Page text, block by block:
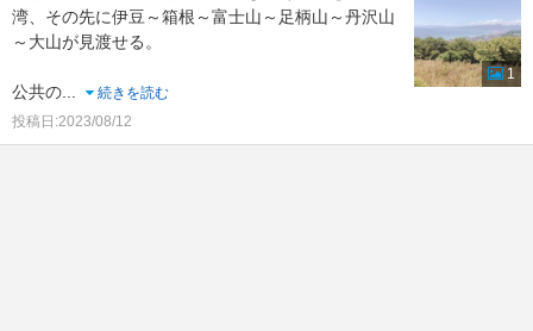
湾、その先に伊豆～箱根～富士山～足柄山～丹沢山
～大山が見渡せる。
公共の
続きを読む
投稿日:2023/08/12
1